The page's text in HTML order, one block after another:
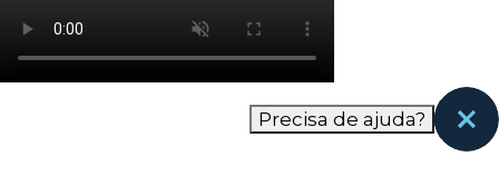
como os visitantes interagem com o site. Esses
cookies ajudam a fornecer informações sobre
as métricas do número de visitantes, taxa de
rejeição, origem do tráfego, etc.
Precisa de ajuda?